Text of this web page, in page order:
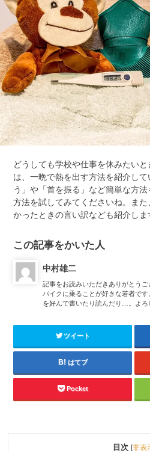
どうしても学校や仕事を休みたい
は、一晩で熱を出す方法を紹介し
う」や「首を振る」など簡単な方
方法を試してみてくださいね。ま
かったときの言い訳なども紹介しま
この記事をかいた人
中村雄二
記事をお読みいただきありがとうご
バイクに乗ることが好きな若者で
を好んで書いたり読んだり…。よろ
ツイート
はてブ
Pocket
目次 [非表